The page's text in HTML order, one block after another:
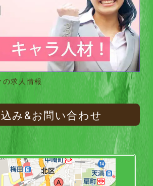
求人情報
み&お問い合わせ